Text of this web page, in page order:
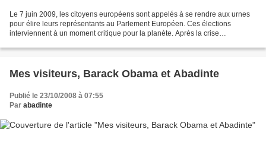
Le 7 juin 2009, les citoyens européens sont appelés à se rendre aux urnes
pour élire leurs représentants au Parlement Européen. Ces élections
interviennent à un moment critique pour la planète. Après la crise
Mes visiteurs, Barack Obama et Abadinte
Publié le 23/10/2008 à 07:55
Par abadinte